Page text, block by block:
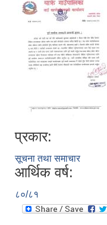
प्रकार:
सूचना तथा समाचार
आर्थिक वर्ष:
८०/८१